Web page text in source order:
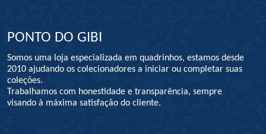
PONTO DO GIBI
Somos uma loja especializada em quadrinhos, estamos desde
2010 ajudando os colecionadores a iniciar ou completar suas
coleções.
Trabalhamos com honestidade e transparência, sempre
visando à máxima satisfação do cliente.